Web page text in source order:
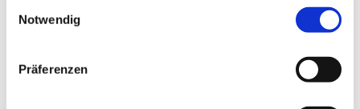
Notwendig
Präferenzen